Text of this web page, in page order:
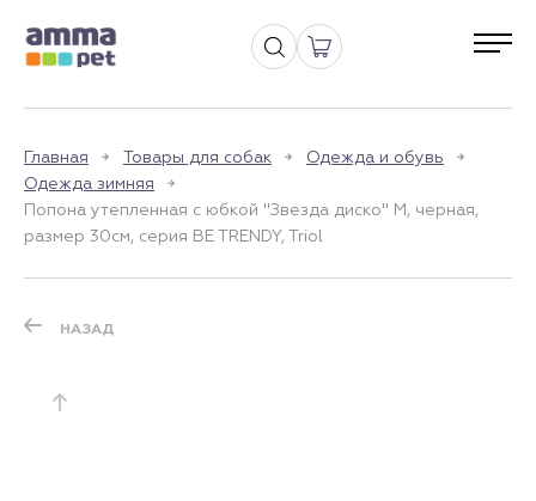
Главная Товары для собак
Одежда и обувь
Одежда зимняя
Попона утепленная с юбкой "Звезда диско" M, черная,
размер 30см, серия BE TRENDY, Triol
НАЗАД